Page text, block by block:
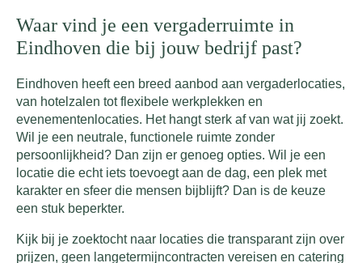
Waar vind je een vergaderruimte in
Eindhoven die bij jouw bedrijf past?
Eindhoven heeft een breed aanbod aan vergaderlocaties,
van hotelzalen tot flexibele werkplekken en
evenementenlocaties. Het hangt sterk af van wat jij zoekt.
Wil je een neutrale, functionele ruimte zonder
persoonlijkheid? Dan zijn er genoeg opties. Wil je een
locatie die echt iets toevoegt aan de dag, een plek met
karakter en sfeer die mensen bijblijft? Dan is de keuze
een stuk beperkter.
Kijk bij je zoektocht naar locaties die transparant zijn over
prijzen, geen langetermijncontracten vereisen en catering